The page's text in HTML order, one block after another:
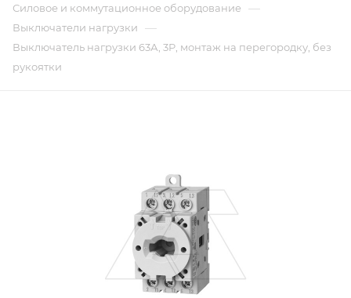
Силовое и коммутационное оборудование —
Выключатели нагрузки —
Выключатель нагрузки 63А, 3P, монтаж на перегородку, без
рукоятки